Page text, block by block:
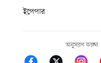
ইপেপার
অনুসরণ করুন